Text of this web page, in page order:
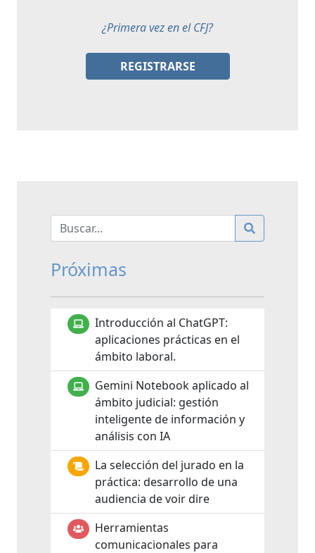
¿Primera vez en el CFJ?
REGISTRARSE
Próximas
Introducción al ChatGPT:
aplicaciones prácticas en el
ámbito laboral.
Gemini Notebook aplicado al
ámbito judicial: gestión
inteligente de información y
análisis con IA
La selección del jurado en la
práctica: desarrollo de una
audiencia de voir dire
Herramientas
comunicacionales para